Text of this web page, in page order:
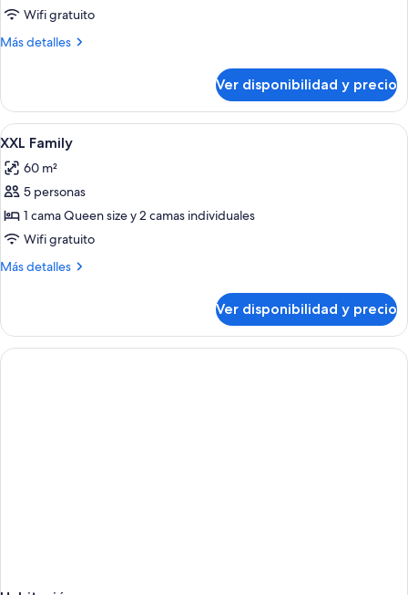
Wifi gratuito
Más detalles
Más
exclusivo
Ver disponibilidad y precio
Ver
todas
las
fotos
de
XXL
Family
Un dormitorio con una cama, un
13
XXL Family
60 m²
5 personas
1 cama Queen size y 2 camas individuales
Wifi gratuito
Más detalles
Más
Family
Ver disponibilidad y precio